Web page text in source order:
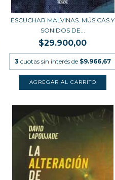
ESCUCHAR MALVINAS. MÚSICAS Y
SONIDOS DE...
$29.900,00
3 cuotas sin interés de $9.966,67